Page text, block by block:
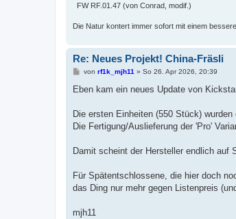
FW RF.01.47 (von Conrad, modif.)
Die Natur kontert immer sofort mit einem
Re: Neues Projekt! China-Fräsli
B
i
a
von rf1k_mjh11» So 26. Apr 2026, 20:39
Eben kam ein neues Update von
Die ersten Einheiten (550 Stück)
Die Fertigung/Auslieferung der 'Pro'
Damit scheint der Hersteller endlich auf
Für Spätentschlossene, die hier doch
das Ding nur mehr gegen Listenpreis
mjh11